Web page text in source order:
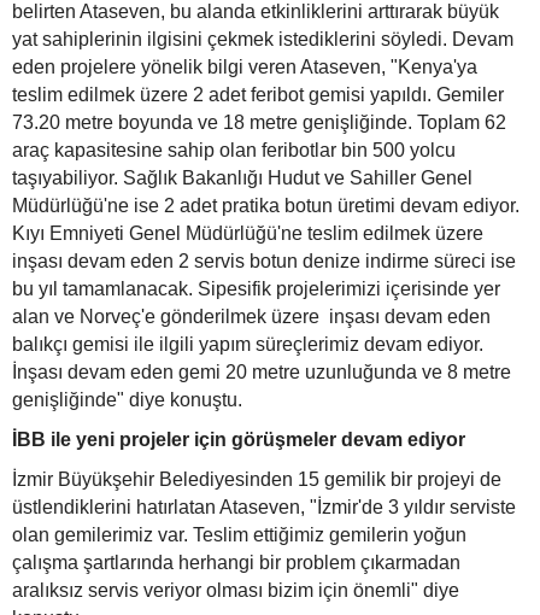
belirten Ataseven, bu alanda etkinliklerini arttırarak büyük
yat sahiplerinin ilgisini çekmek istediklerini söyledi. Devam
eden projelere yönelik bilgi veren Ataseven, "Kenya'ya
teslim edilmek üzere 2 adet feribot gemisi yapıldı. Gemiler
73.20 metre boyunda ve 18 metre genişliğinde. Toplam 62
araç kapasitesine sahip olan feribotlar bin 500 yolcu
taşıyabiliyor. Sağlık Bakanlığı Hudut ve Sahiller Genel
Müdürlüğü'ne ise 2 adet pratika botun üretimi devam ediyor.
Kıyı Emniyeti Genel Müdürlüğü'ne teslim edilmek üzere
inşası devam eden 2 servis botun denize indirme süreci ise
bu yıl tamamlanacak. Sipesifik projelerimizi içerisinde yer
alan ve Norveç'e gönderilmek üzere inşası devam eden
balıkçı gemisi ile ilgili yapım süreçlerimiz devam ediyor.
İnşası devam eden gemi 20 metre uzunluğunda ve 8 metre
genişliğinde" diye konuştu.
İBB ile yeni projeler için görüşmeler devam ediyor
İzmir Büyükşehir Belediyesinden 15 gemilik bir projeyi de
üstlendiklerini hatırlatan Ataseven, "İzmir'de 3 yıldır serviste
olan gemilerimiz var. Teslim ettiğimiz gemilerin yoğun
çalışma şartlarında herhangi bir problem çıkarmadan
aralıksız servis veriyor olması bizim için önemli" diye